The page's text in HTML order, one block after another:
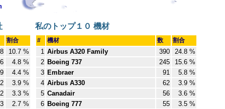
割合
10.7 %
4.8 %
4.4 %
3.9 %
3.3 %
2.7 %
私のトップ１０ 機材
# 機材 数 割合
1 Airbus A320 Family 390
24.8 %
2 Boeing 737 245
15.6 %
3 Embraer 91
5.8 %
4 Airbus A330 62
3.9 %
5 Canadair 56
3.6 %
6 Boeing 777 55
3.5 %